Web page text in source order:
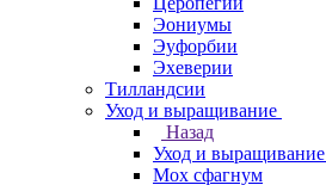
Эониумы
Эуфорбии
Эхеверии
Тилландсии
Уход и выращивание
Назад
Уход и выращивание
Мох сфагнум